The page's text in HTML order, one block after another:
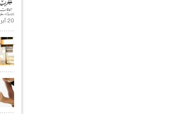
20 أبريل 2021 |